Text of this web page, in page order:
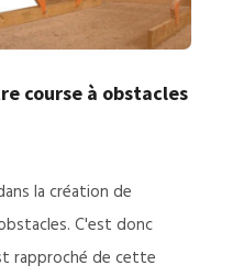
course à obstacles
la création de
C'est donc
rapproché de cette